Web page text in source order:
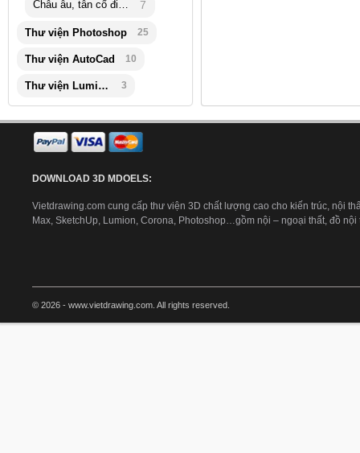
Châu âu, tân cổ điển 7
Thư viện Photoshop 25
Thư viện AutoCad 10
Thư viện Lumion 3
DOWNLOAD 3D MDOELS:
Vietdrawing.com cung cấp thư viện 3D chất lượng cao cho kiến trúc, nội
Max, SketchUp, Lumion, Corona, Photoshop…gồm nội – ngoại thất, đồ nội
© 2026 - www.vietdrawing.com. All rights reserved.